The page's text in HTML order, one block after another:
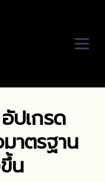
ปเกรด
าตรฐาน
น